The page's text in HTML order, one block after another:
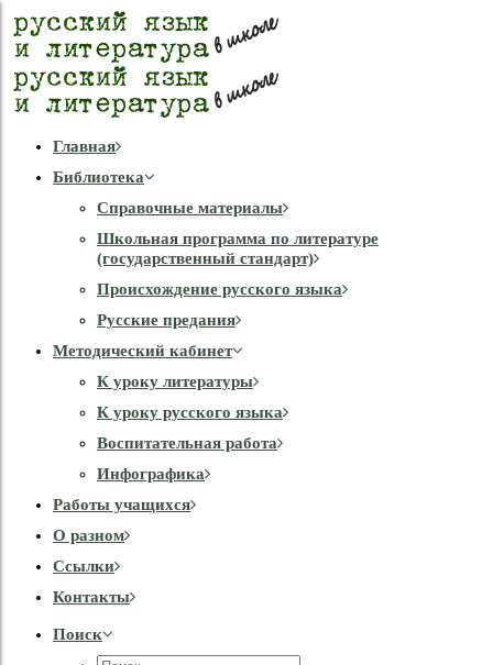
Главная
Библиотека
Справочные материалы
Школьная программа по литературе
(государственный стандарт)
Происхождение русского языка
Русские предания
Методический кабинет
К уроку литературы
К уроку русского языка
Воспитательная работа
Инфографика
Работы учащихся
О разном
Cсылки
Контакты
Поиск